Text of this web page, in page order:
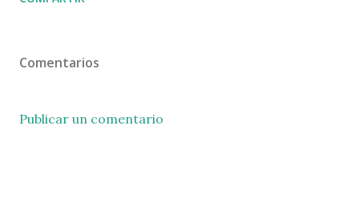
Comentarios
Publicar un comentario